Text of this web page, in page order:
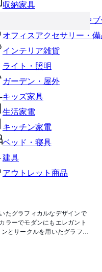
収納家具
パーソナルブース・集中
オフィスアクセサリー・備
インテリア雑貨
ライト・照明
ガーデン・屋外
キッズ家具
生活家電
キッチン家電
ベッド・寝具
建具
アウトレット商品
たグラフィカルなデザインで
ラーでモダンにもエレガント
とサークルを用いたグラフィ